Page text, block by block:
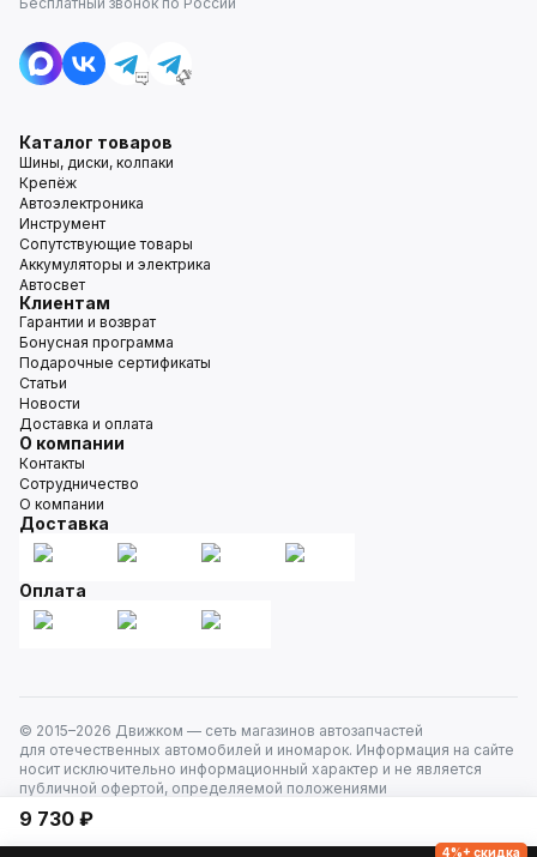
9 730 ₽
Каталог товаров
Шины, диски, колпаки
Крепёж
Автоэлектроника
Инструмент
Сопутствующие товары
Аккумуляторы и электрика
Автосвет
Клиентам
Гарантии и возврат
Бонусная программа
Подарочные сертификаты
Статьи
Новости
Доставка и оплата
О компании
Контакты
Сотрудничество
О компании
Доставка
Оплата
© 2015–2026 Движком — сеть магазинов автозапчастей
для отечественных автомобилей и иномарок. Информация на сайте
носит исключительно информационный характер и не является
публичной офертой, определяемой положениями
4%+ скидка